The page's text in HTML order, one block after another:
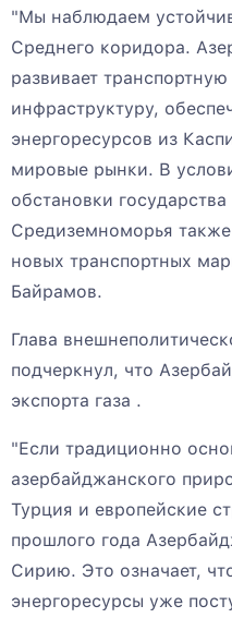
"Мы наблюдаем
Среднего коридора.
развивает
инфраструктуру,
энергоресурсов из
мировые рынки. В
обстановки
Средиземноморья
новых транспортных
Байрамов.
Глава
подчеркнул, что
экспорта газа .
"Если традиционно
азербайджанского
Турция и европейские
прошлого года
Сирию. Это означает,
энергоресурсы уже